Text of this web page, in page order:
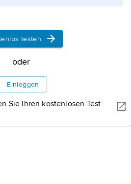
und abweichend vom
wuchernd
testen
oder
Einloggen
Sie Ihren kostenlosen Test